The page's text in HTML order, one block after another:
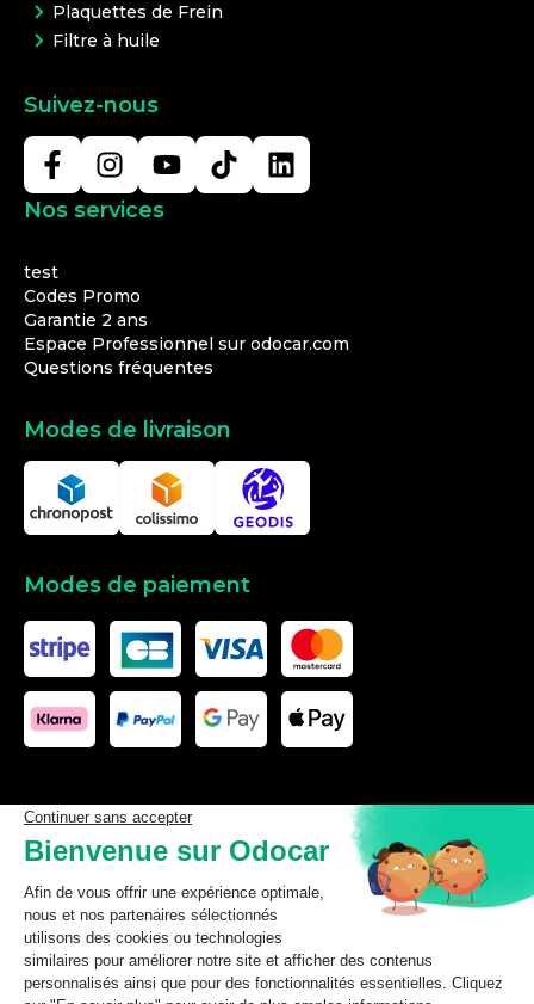
Plaquettes de Frein
Filtre à huile
Suivez-nous
Nos services
test
Codes Promo
Garantie 2 ans
Espace Professionnel sur odocar.com
Questions fréquentes
Modes de livraison
Modes de paiement
Les données affichées ici, particulièrement la base de donnée
complète, ne doivent pas être copiées. Il est interdit d’exploiter les
données ou la base de données complète, de laisser un tiers les
exploiter, ni de les rendre accessible à un tiers, sans accord
préalable de TecDoc. Toute infraction constitue une violation des
droits d’auteur et fera l’objet de poursuites.